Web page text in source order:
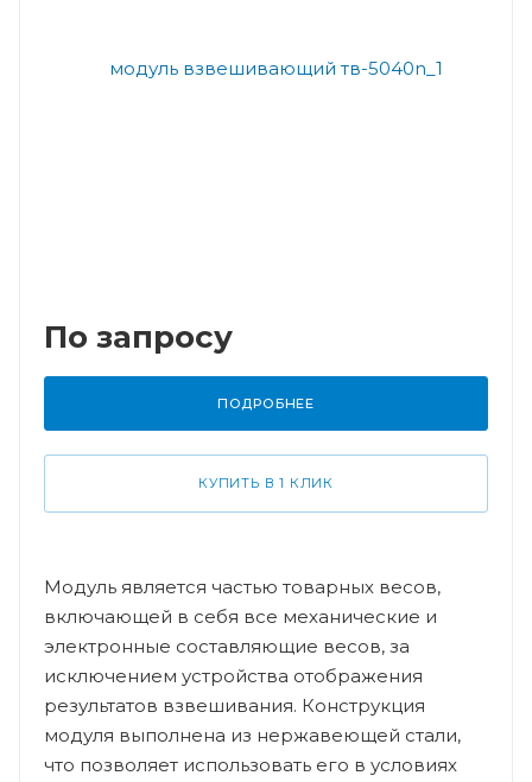
По запросу
ПОДРОБНЕЕ
КУПИТЬ В 1 КЛИК
Модуль является частью товарных весов,
включающей в себя все механические и
электронные составляющие весов, за
исключением устройства отображения
результатов взвешивания. Конструкция
модуля выполнена из нержавеющей стали,
что позволяет использовать его в условиях